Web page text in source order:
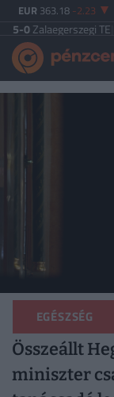
EUR 363.18 -2.23
TE|MTK
EGÉSZSÉG
Összeállt
miniszter